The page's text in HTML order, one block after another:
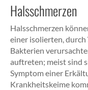
Halsschmerzen
Halsschmerzen
einer isolierten,
Bakterien
auftreten; meist sind
Symptom einer
Krankheitskeime